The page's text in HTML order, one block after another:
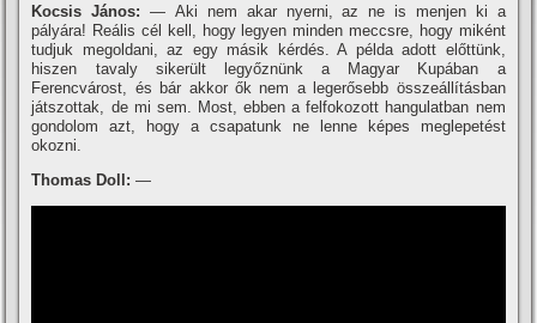
Kocsis János:— Aki nem akar nyerni, az ne is menjen ki a
pályára! Reális cél kell, hogy legyen minden meccsre, hogy miként
tudjuk megoldani, az egy másik kérdés. A példa adott előttünk,
hiszen tavaly sikerült legyőznünk a Magyar Kupában a
Ferencvárost, és bár akkor ők nem a legerősebb összeállí­tásban
játszottak, de mi sem. Most, ebben a felfokozott hangulatban nem
gondolom azt, hogy a csapatunk ne lenne képes meglepetést
okozni.
Thomas Doll:—